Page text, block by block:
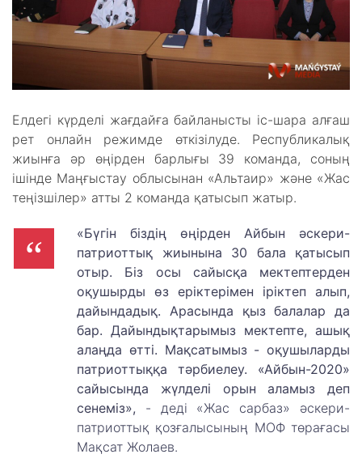
Елдегі күрделі жағдайға байланысты іс-шара алғаш
рет онлайн режимде өткізілуде. Республикалық
жиынға әр өңірден барлығы 39 команда, соның
ішінде Маңғыстау облысынан «Альтаир» және «Жас
теңізшілер» атты 2 команда қатысып жатыр.
«Бүгін біздің өңірден Айбын әскери-
патриоттық жиынына 30 бала қатысып
отыр. Біз осы сайысқа мектептерден
оқушырды өз еріктерімен іріктеп алып,
дайындадық. Арасында қыз балалар да
бар. Дайындықтарымыз мектепте, ашық
алаңда өтті. Мақсатымыз - оқушыларды
патриоттыққа тәрбиелеу. «Айбын-2020»
сайысында жүлделі орын аламыз деп
сенеміз», - деді «Жас сарбаз» әскери-
патриоттық қозғалысының МОФ төрағасы
Мақсат Жолаев.